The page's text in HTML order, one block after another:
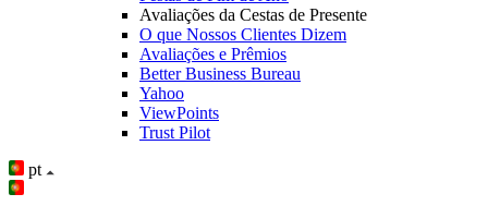
Avaliações da Cestas de Presente
O que Nossos Clientes Dizem
Avaliações e Prêmios
Better Business Bureau
Yahoo
ViewPoints
Trust Pilot
pt